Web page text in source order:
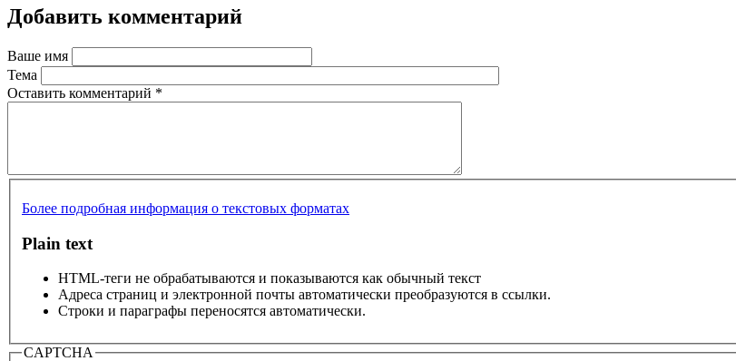
Добавить комментарий
Ваше имя
Тема
Оставить комментарий *
Более подробная информация о текстовых форматах
Plain text
HTML-теги не обрабатываются и показываются как обычный текст
Адреса страниц и электронной почты автоматически преобразуются в ссылки.
Строки и параграфы переносятся автоматически.
CAPTCHA